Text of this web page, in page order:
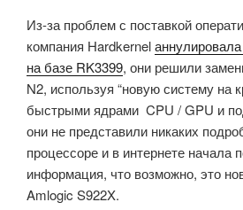
Из-за проблем с поставкой
компания Hardkernel
на базе RK3399, они решили
N2, используя “новую систему на
быстрыми ядрами CPU / GPU и
они не представили никаких
процессоре и в интернете начала
информация, что возможно, это
Amlogic S922X.